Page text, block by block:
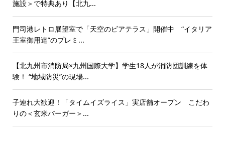
施設＞で特典あり【北九...
門司港レトロ展望室で「天空のビアテラス」開催中 “イタリア
王室御用達”のプレミ...
【北九州市消防局×九州国際大学】学生18人が消防団訓練を体
験！ “地域防災”の現場...
子連れ大歓迎！「タイムイズライス」実店舗オープン こだわ
りの＜玄米バーガー＞...